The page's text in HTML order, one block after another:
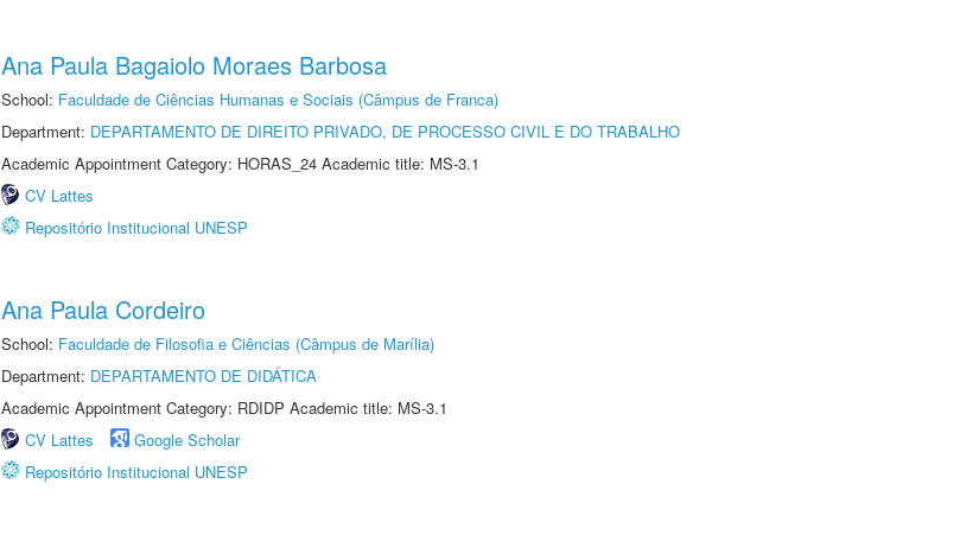
Ana Paula Bagaiolo Moraes Barbosa
School: Faculdade de Ciências Humanas e Sociais (Câmpus de Franca)
Department: DEPARTAMENTO DE DIREITO PRIVADO, DE PROCESSO CIVIL E DO TRABALHO
Academic Appointment Category: HORAS_24 Academic title: MS-3.1
CV Lattes
Repositório Institucional UNESP
Ana Paula Cordeiro
School: Faculdade de Filosofia e Ciências (Câmpus de Marília)
Department: DEPARTAMENTO DE DIDÁTICA
Academic Appointment Category: RDIDP Academic title: MS-3.1
CV Lattes
Google Scholar
Repositório Institucional UNESP